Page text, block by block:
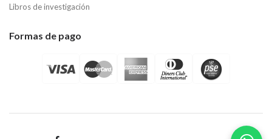
Libros de investigación
Formas de pago